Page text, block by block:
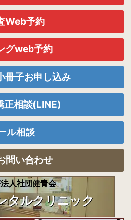
Web予約
グweb予約
冊子お申し込み
正相談(LINE)
ル相談
問い合わせ
法人社団健青会
タルクリニック